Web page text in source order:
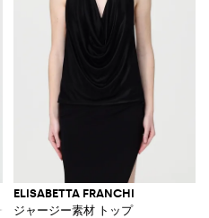
デントップ
ELISABETTA FRANCHI
ジャージー素材 トップ